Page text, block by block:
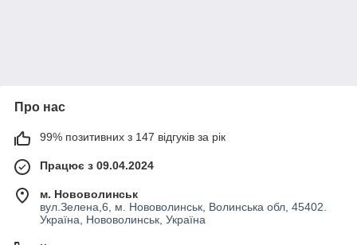
Про нас
99% позитивних з 147 відгуків за рік
Працює з 09.04.2024
м. Нововолинськ
вул.Зелена,6, м. Нововолинськ, Волинська обл, 45402.
Україна, Нововолинськ, Україна